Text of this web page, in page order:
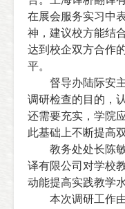
在展会服务实习中
神，建议校方能结
达到校企双方合作
平。
督导办陆际安主
调研检查的目的，
还需要充实，学院
此基础上不断提高
教务处处长陈敏
译有限公司对学校
动能提高实践教学
本次调研工作由